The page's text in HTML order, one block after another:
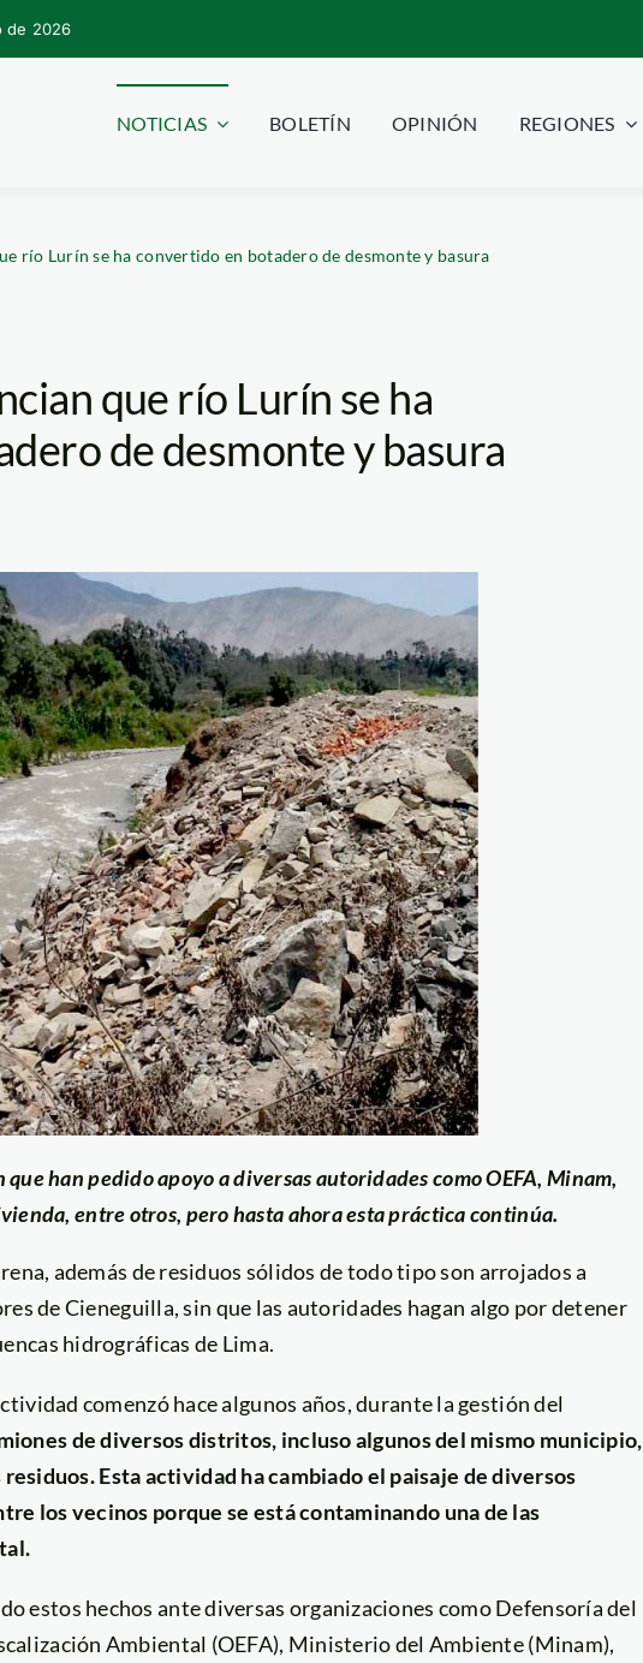
de 2026
NOTICIAS BOLETÍN OPINIÓN REGIONES
río Lurín se ha convertido en botadero de desmonte y basura
que río Lurín se ha
de desmonte y basura
han pedido apoyo a diversas autoridades como OEFA, Minam,
entre otros, pero hasta ahora esta práctica continúa.
además de residuos sólidos de todo tipo son arrojados a
de Cieneguilla, sin que las autoridades hagan algo por detener
hidrográficas de Lima.
comenzó hace algunos años, durante la gestión del
de diversos distritos, incluso algunos del mismo municipio,
Esta actividad ha cambiado el paisaje de diversos
los vecinos porque se está contaminando una de las
estos hechos ante diversas organizaciones como Defensoría del
Ambiental (OEFA), Ministerio del Ambiente (Minam),